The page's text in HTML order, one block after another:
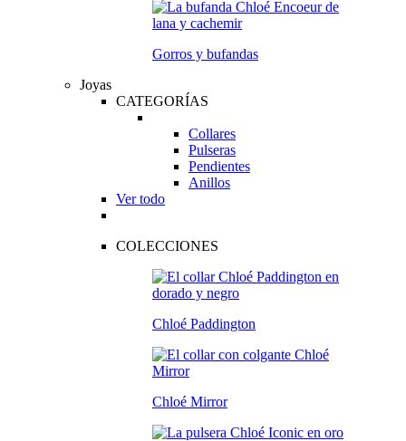
Gorros y bufandas
Joyas
CATEGORÍAS
Collares
Pulseras
Pendientes
Anillos
Ver todo
COLECCIONES
Chloé Paddington
Chloé Mirror